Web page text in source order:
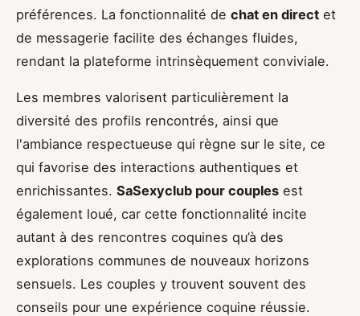
préférences. La fonctionnalité de chat en direct et
de messagerie facilite des échanges fluides,
rendant la plateforme intrinsèquement conviviale.
Les membres valorisent particulièrement la
diversité des profils rencontrés, ainsi que
l'ambiance respectueuse qui règne sur le site, ce
qui favorise des interactions authentiques et
enrichissantes. SaSexyclub pour couples est
également loué, car cette fonctionnalité incite
autant à des rencontres coquines qu’à des
explorations communes de nouveaux horizons
sensuels. Les couples y trouvent souvent des
conseils pour une expérience coquine réussie.